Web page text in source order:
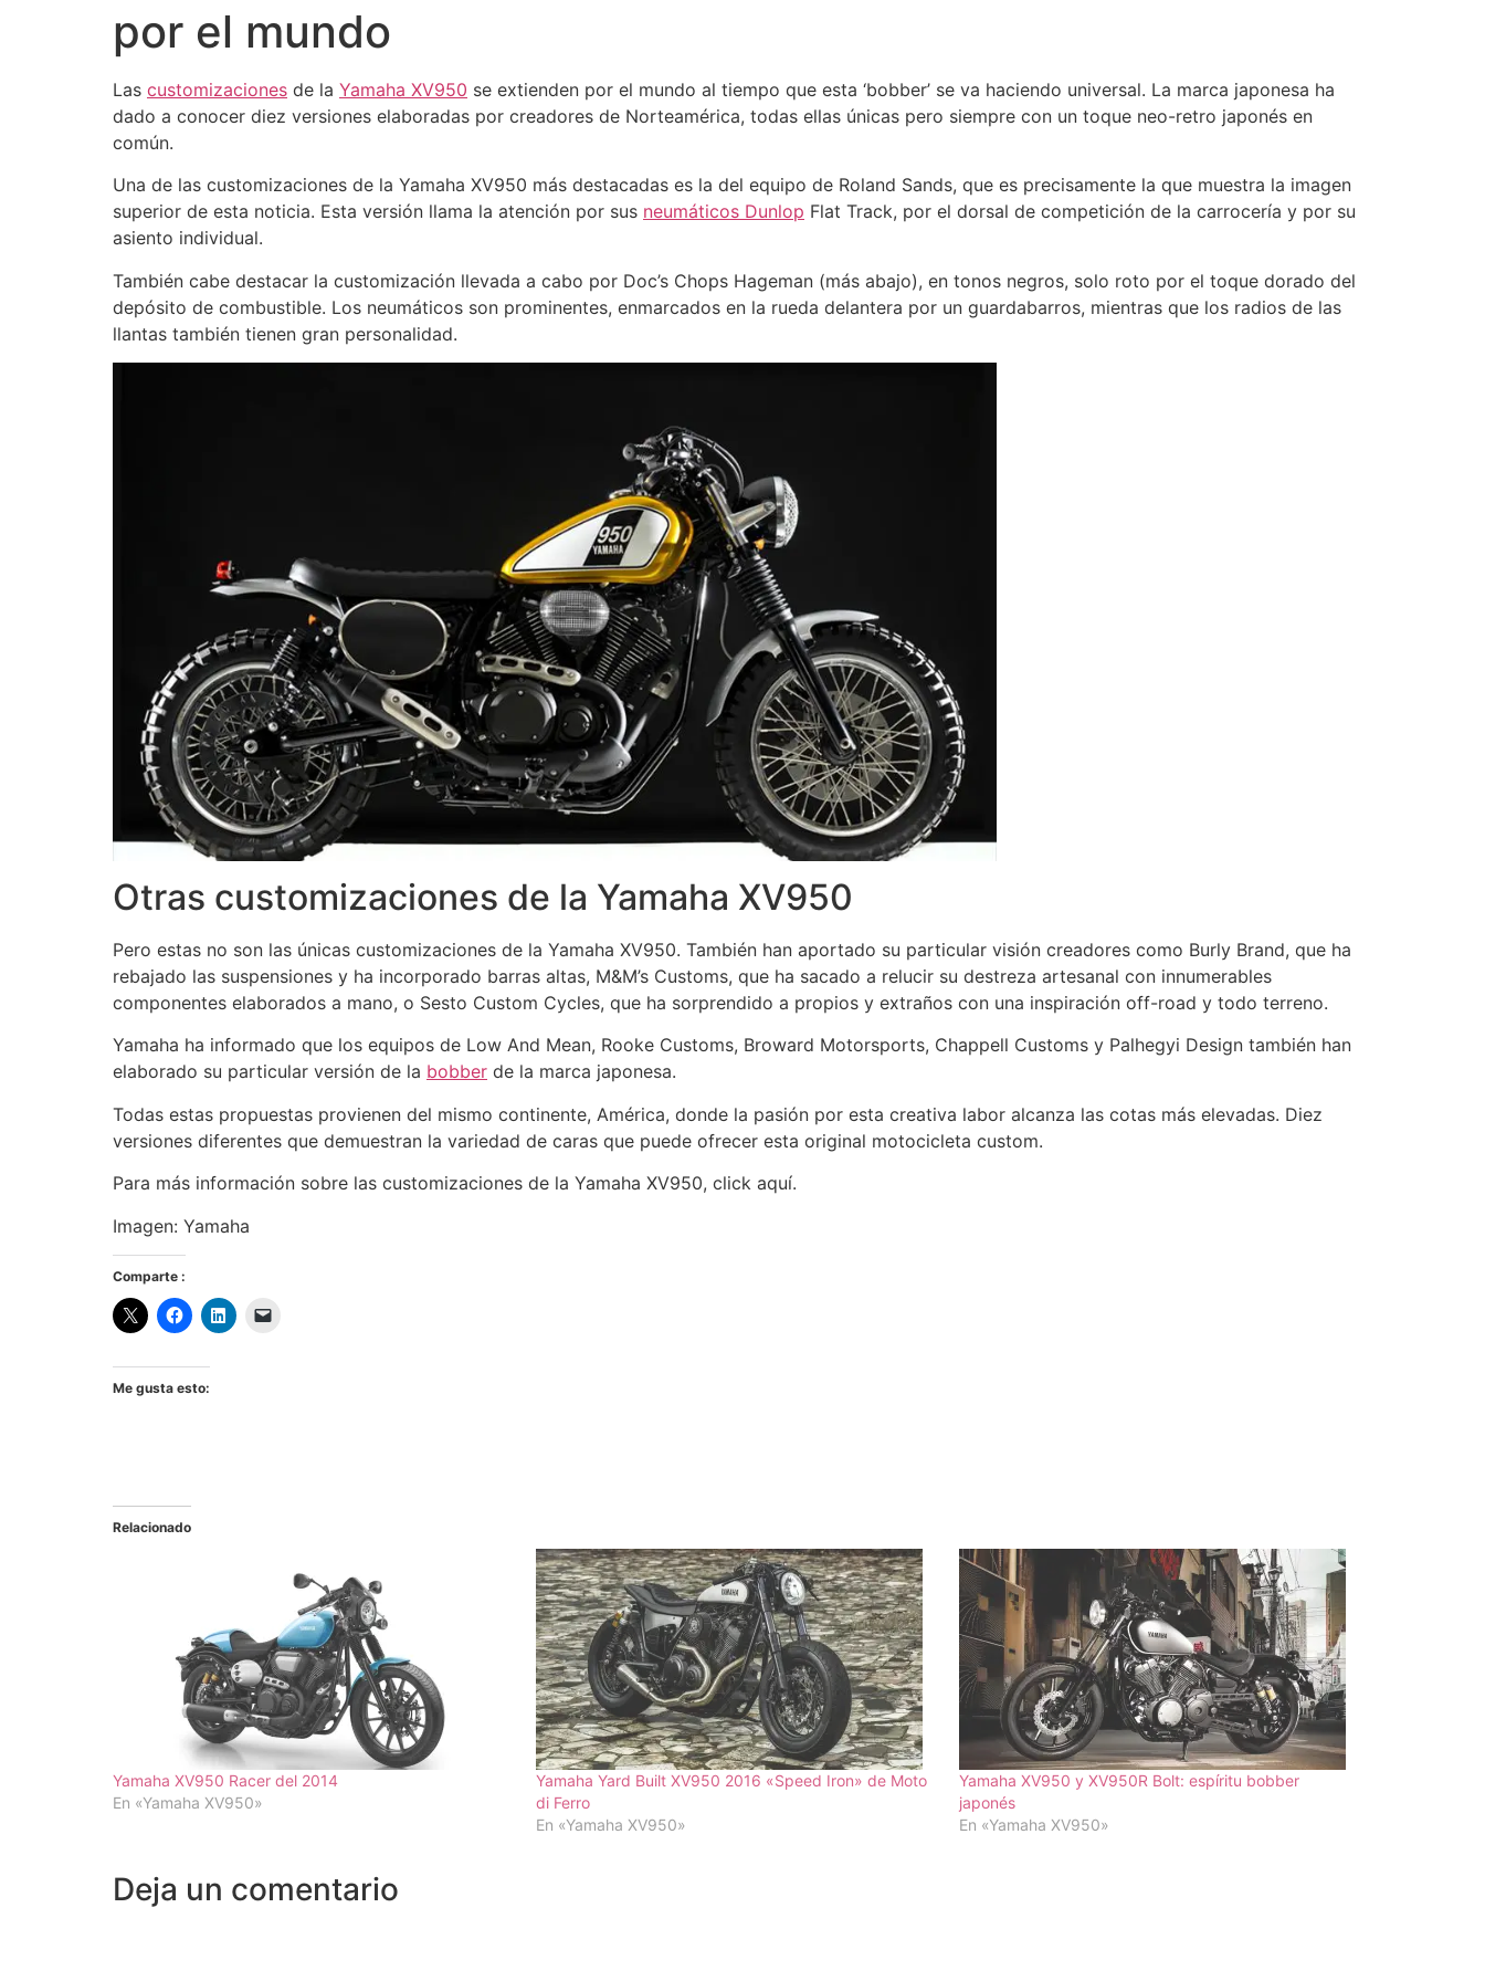
por el mundo
Las customizaciones de la Yamaha XV950 se extienden por el mundo al tiempo que esta ‘bobber’ se va haciendo universal. La marca japonesa ha
dado a conocer diez versiones elaboradas por creadores de Norteamérica, todas ellas únicas pero siempre con un toque neo-retro japonés en
común.
Una de las customizaciones de la Yamaha XV950 más destacadas es la del equipo de Roland Sands, que es precisamente la que muestra la imagen
superior de esta noticia. Esta versión llama la atención por sus neumáticos Dunlop Flat Track, por el dorsal de competición de la carrocería y por su
asiento individual.
También cabe destacar la customización llevada a cabo por Doc’s Chops Hageman (más abajo), en tonos negros, solo roto por el toque dorado del
depósito de combustible. Los neumáticos son prominentes, enmarcados en la rueda delantera por un guardabarros, mientras que los radios de las
llantas también tienen gran personalidad.
Otras customizaciones de la Yamaha XV950
Pero estas no son las únicas customizaciones de la Yamaha XV950. También han aportado su particular visión creadores como Burly Brand, que ha
rebajado las suspensiones y ha incorporado barras altas, M&M’s Customs, que ha sacado a relucir su destreza artesanal con innumerables
componentes elaborados a mano, o Sesto Custom Cycles, que ha sorprendido a propios y extraños con una inspiración off-road y todo terreno.
Yamaha ha informado que los equipos de Low And Mean, Rooke Customs, Broward Motorsports, Chappell Customs y Palhegyi Design también han
elaborado su particular versión de la bobber de la marca japonesa.
Todas estas propuestas provienen del mismo continente, América, donde la pasión por esta creativa labor alcanza las cotas más elevadas. Diez
versiones diferentes que demuestran la variedad de caras que puede ofrecer esta original motocicleta custom.
Para más información sobre las customizaciones de la Yamaha XV950, click aquí.
Imagen: Yamaha
Comparte :
Me gusta esto:
Relacionado
Yamaha XV950 Racer del 2014
En «Yamaha XV950»
Yamaha Yard Built XV950 2016 «Speed Iron» de Moto
di Ferro
En «Yamaha XV950»
Yamaha XV950 y XV950R Bolt: espíritu bobber
japonés
En «Yamaha XV950»
Deja un comentario